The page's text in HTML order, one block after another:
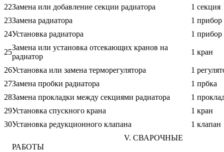
22Замена или добавление секции радиатора
1 секция
23Замена радиатора
1 прибор
24Установка радиатора 1 прибор
25
Замена или установка отсекающих кранов на
радиатор
1 кран
26Установка или замена терморегулятора
1
27Замена пробки радиатора
1 прбка
28Замена прокладки между секциями радиатора
1
29Установка спускного крана
1 кран
30Установка редукционного клапана
1 клапан
V. СВАРОЧНЫЕ
РАБОТЫ